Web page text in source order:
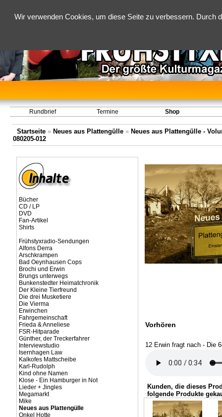
Wir verwenden Cookies, um diese Seite zu verbessern.
Rundbrief Termine Shop
Startseite» Neues aus Plattengülle» Neues aus Plattengülle -
080205-012
Bücher
CD / LP
DVD
Fan-Artikel
Shirts
Frühstyxradio-Sendungen
Alfons Derra
Arschkrampen
Bad Oeynhausen Cops
Brochi und Erwin
Brungs unterwegs
Bunkenstedter Heimatchronik
Der Kleine Tierfreund
Die drei Musketiere
Die Vierma
Erwinchen
Fahrgemeinschaft
Frieda & Anneliese
FSR-Hitparade
Günther, der Treckerfahrer
Interviewstudio
Isernhagen Law
Kalkofes Mattscheibe
Karl-Rudolph
Kind ohne Namen
Klose - Ein Hamburger in Not
Lieder + Jingles
Megamarkt
Mike
Neues aus Plattengülle
Onkel Hotte
Vorhören
12 Erwin fragt nach - Die
Kunden, die dieses
folgende Produkte